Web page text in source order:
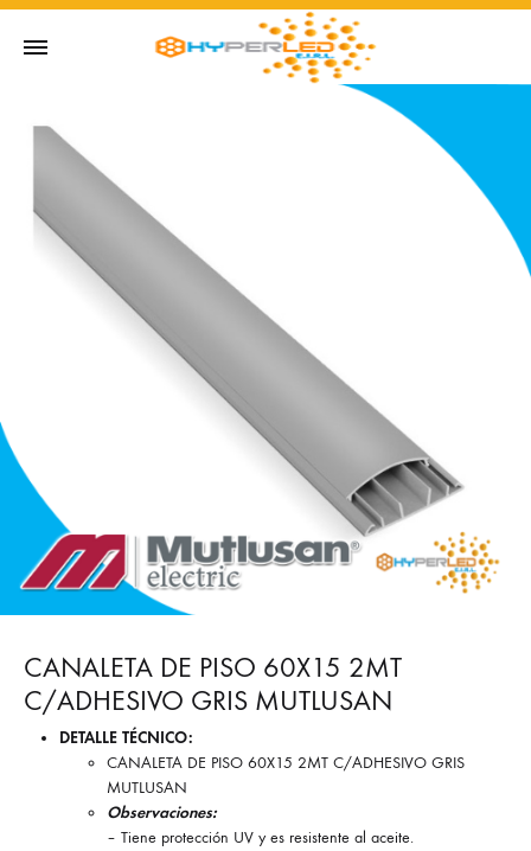
CANALETA DE PISO 60X15 2MT
C/ADHESIVO GRIS MUTLUSAN
DETALLE TÉCNICO:
CANALETA DE PISO 60X15 2MT C/ADHESIVO GRIS
MUTLUSAN
Observaciones:
– Tiene protección UV y es resistente al aceite.